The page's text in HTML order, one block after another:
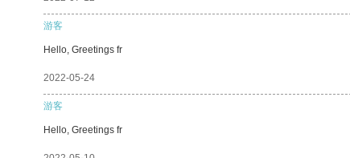
游客
Hello, Greetings fr
2022-05-24
游客
Hello, Greetings fr